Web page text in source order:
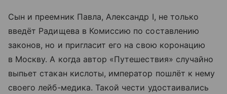
Сын и преемник Павла, Александр I, не только
введёт Радищева в Комиссию по составлению
законов, но и пригласит его на свою коронацию
в Москву. А когда автор «Путешествия» случайно
выпьет стакан кислоты, император пошлёт к нему
своего лейб-медика. Такой чести удостаивались